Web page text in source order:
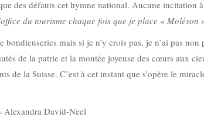
des défauts cet hymne national. Aucune
du tourisme chaque fois que je place « Moléson
mais si je n’y crois pas, je n’ai pas
de la patrie et la montée joyeuse des cœurs aux
de la Suisse. C’est à cet instant que s’opère le
Alexandra David-Neel